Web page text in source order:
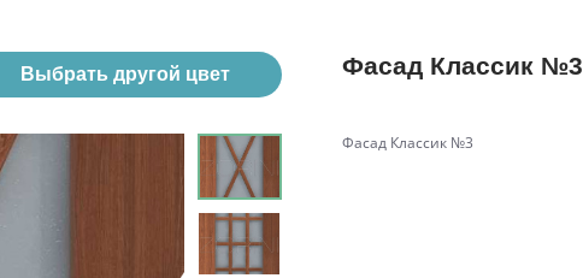
Выбрать другой цвет Фасад Классик №3
Фасад Классик №3